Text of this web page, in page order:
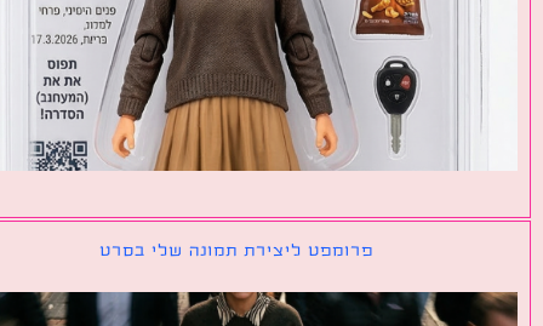
פרומפט ליצירת תמונה שלי בסרט